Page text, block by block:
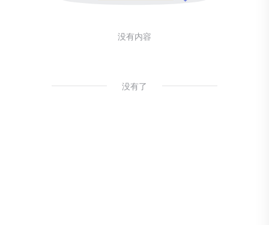
没有内容
没有了